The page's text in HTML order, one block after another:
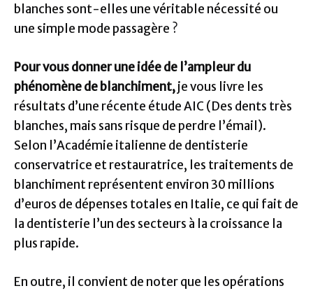
blanches sont-elles une véritable nécessité ou
une simple mode passagère ?
Pour vous donner une idée de l’ampleur du
phénomène de blanchiment,je vous livre les
résultats d’une récente étude AIC (Des dents très
blanches, mais sans risque de perdre l’émail).
Selon l’Académie italienne de dentisterie
conservatrice et restauratrice, les traitements de
blanchiment représentent environ 30 millions
d’euros de dépenses totales en Italie, ce qui fait de
la dentisterie l’un des secteurs à la croissance la
plus rapide.
En outre, il convient de noter que les opérations